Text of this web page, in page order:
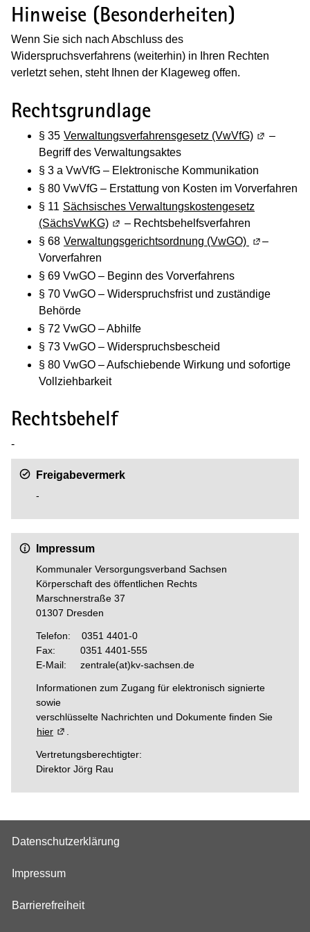
Hinweise (Besonderheiten)
Wenn Sie sich nach Abschluss des
Widerspruchsverfahrens (weiterhin) in Ihren Rechten
verletzt sehen, steht Ihnen der Klageweg offen.
Rechtsgrundlage
§ 35 Verwaltungsverfahrensgesetz (VwVfG) (Wird in
–
Begriff des Verwaltungsaktes
§ 3 a VwVfG – Elektronische Kommunikation
§ 80 VwVfG – Erstattung von Kosten im Vorverfahren
§ 11 Sächsisches Verwaltungskostengesetz
(SächsVwKG) (Wird in einem neuen Fenster geöffnet)
– Rechtsbehelfsverfahren
§ 68 Verwaltungsgerichtsordnung (VwGO) (Wird in
–
Vorverfahren
§ 69 VwGO – Beginn des Vorverfahrens
§ 70 VwGO – Widerspruchsfrist und zuständige
Behörde
§ 72 VwGO – Abhilfe
§ 73 VwGO – Widerspruchsbescheid
§ 80 VwGO – Aufschiebende Wirkung und sofortige
Vollziehbarkeit
Rechtsbehelf
-
Freigabevermerk
-
Impressum
Kommunaler Versorgungsverband Sachsen
Körperschaft des öffentlichen Rechts
Marschnerstraße 37
01307 Dresden
Telefon: 0351 4401-0
Fax: 0351 4401-555
E-Mail: zentrale(at)kv-sachsen.de
Informationen zum Zugang für elektronisch signierte
sowie
verschlüsselte Nachrichten und Dokumente finden Sie
hier (Wird in einem neuen Fenster geöffnet)
.
Vertretungsberechtigter:
Direktor Jörg Rau
Datenschutzerklärung
Impressum
Barrierefreiheit